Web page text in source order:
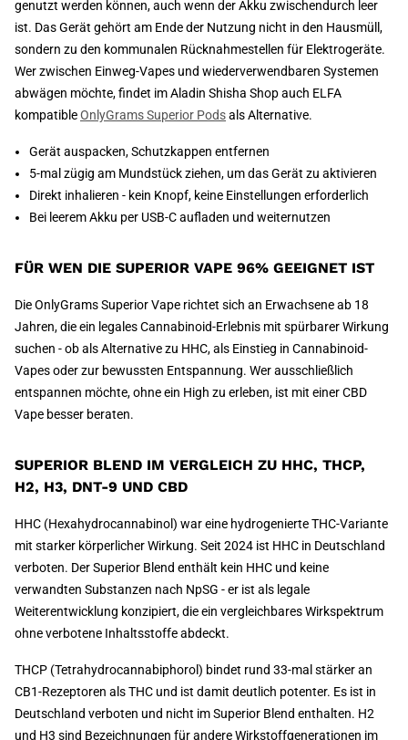
genutzt werden können, auch wenn der Akku zwischendurch leer
ist. Das Gerät gehört am Ende der Nutzung nicht in den Hausmüll,
sondern zu den kommunalen Rücknahmestellen für Elektrogeräte.
Wer zwischen Einweg-Vapes und wiederverwendbaren Systemen
abwägen möchte, findet im Aladin Shisha Shop auch ELFA
kompatibleOnlyGrams Superior Podsals Alternative.
Gerät auspacken, Schutzkappen entfernen
5-mal zügig am Mundstück ziehen, um das Gerät zu aktivieren
Direkt inhalieren - kein Knopf, keine Einstellungen erforderlich
Bei leerem Akku per USB-C aufladen und weiternutzen
FÜR WEN DIE SUPERIOR VAPE 96% GEEIGNET IST
Die OnlyGrams Superior Vape richtet sich an Erwachsene ab 18
Jahren, die ein legales Cannabinoid-Erlebnis mit spürbarer Wirkung
suchen - ob als Alternative zu HHC, als Einstieg in Cannabinoid-
Vapes oder zur bewussten Entspannung. Wer ausschließlich
entspannen möchte, ohne ein High zu erleben, ist mit einer CBD
Vape besser beraten.
SUPERIOR BLEND IM VERGLEICH ZU HHC, THCP,
H2, H3, DNT-9 UND CBD
HHC (Hexahydrocannabinol) war eine hydrogenierte THC-Variante
mit starker körperlicher Wirkung. Seit 2024 ist HHC in Deutschland
verboten. Der Superior Blend enthält kein HHC und keine
verwandten Substanzen nach NpSG - er ist als legale
Weiterentwicklung konzipiert, die ein vergleichbares Wirkspektrum
ohne verbotene Inhaltsstoffe abdeckt.
THCP (Tetrahydrocannabiphorol) bindet rund 33-mal stärker an
CB1-Rezeptoren als THC und ist damit deutlich potenter. Es ist in
Deutschland verboten und nicht im Superior Blend enthalten. H2
und H3 sind Bezeichnungen für andere Wirkstoffgenerationen im